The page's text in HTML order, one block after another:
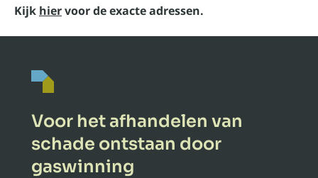
Kijk hiervoor de exacte adressen.
Voor het afhandelen van
schade ontstaan door
gaswinning